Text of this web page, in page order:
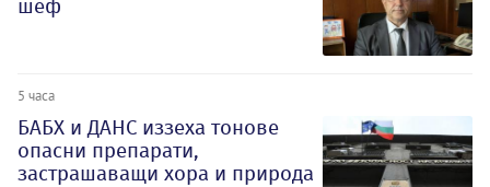
шеф
5 часа
БАБХ и ДАНС иззеха тонове
опасни препарати,
застрашаващи хора и природа